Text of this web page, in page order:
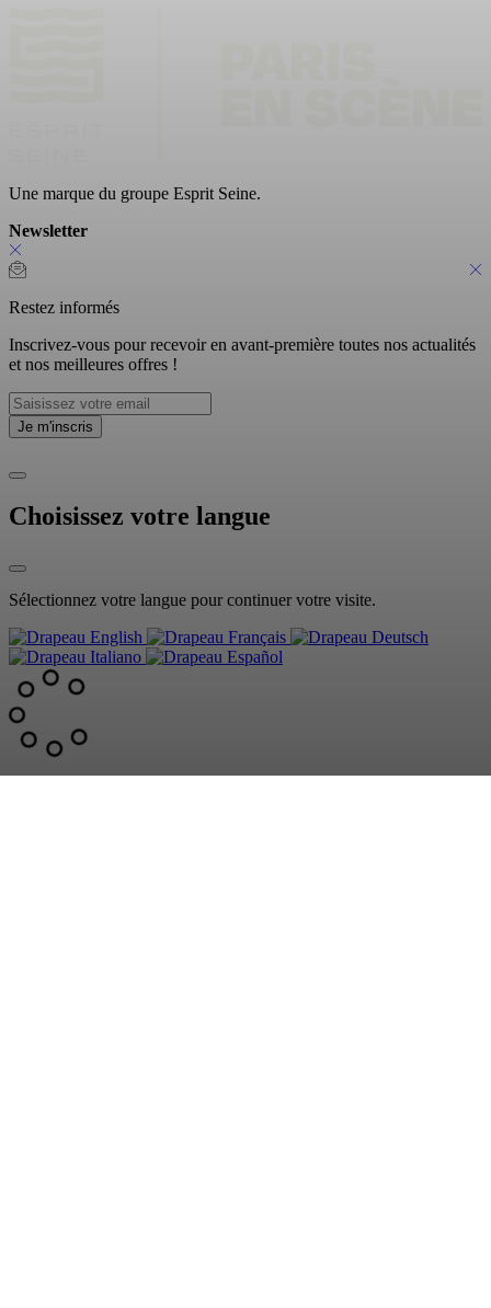
Une marque du groupe Esprit Seine.
Newsletter
Restez informés
Inscrivez-vous pour recevoir en avant-première toutes nos actualités
et nos meilleures offres !
Choisissez votre langue
Sélectionnez votre langue pour continuer votre visite.